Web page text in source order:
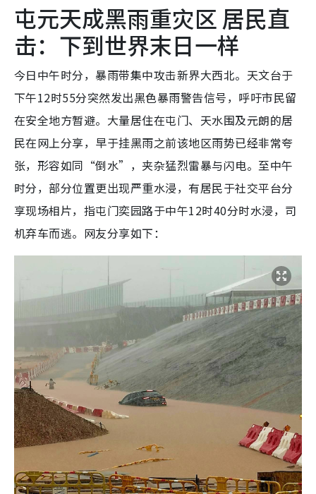
屯元天成黑雨重灾区 居民直
击：下到世界末日一样
今日中午时分，暴雨带集中攻击新界大西北。天文台于
下午12时55分突然发出黑色暴雨警告信号，呼吁市民留
在安全地方暂避。大量居住在屯门、天水围及元朗的居
民在网上分享，早于挂黑雨之前该地区雨势已经非常夸
张，形容如同“倒水”，夹杂猛烈雷暴与闪电。至中午
时分，部分位置更出现严重水浸，有居民于社交平台分
享现场相片，指屯门奕园路于中午12时40分时水浸，司
机弃车而逃。网友分享如下：